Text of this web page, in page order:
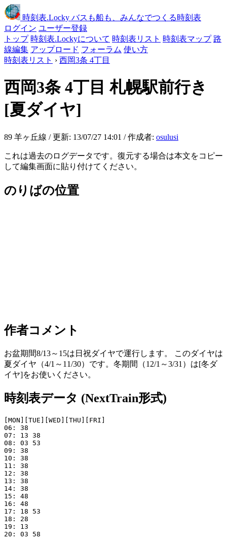
時刻表.Locky バスも船も、みんなでつくる時刻表
ログイン ユーザー登録
トップ 時刻表.Lockyについて 時刻表リスト 時刻表マップ 路
線編集 アップロード フォーラム 使い方
時刻表リスト › 西岡3条 4丁目
西岡3条 4丁目札幌駅前行き
[夏ダイヤ]
89 羊ヶ丘線 / 更新: 13/07/27 14:01 / 作成者: osulusi
これは過去のログデータです。復元する場合は本文をコピー
して編集画面に貼り付けてください。
のりばの位置
作者コメント
お盆期間8/13～15は日祝ダイヤで運行します。 このダイヤは
夏ダイヤ（4/1～11/30）です。冬期間（12/1～3/31）は[冬ダ
イヤ]をお使いください。
時刻表データ (NextTrain形式)
[MON][TUE][WED][THU][FRI]
06: 38
07: 13 38
08: 03 53
09: 38
10: 38
11: 38
12: 38
13: 38
14: 38
15: 48
16: 48
17: 18 53
18: 28
19: 13
20: 03 58